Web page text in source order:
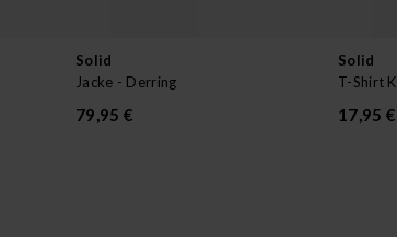
Solid
Jacke - Derring
79,95 €
Solid
T-Shirt
17,95 €